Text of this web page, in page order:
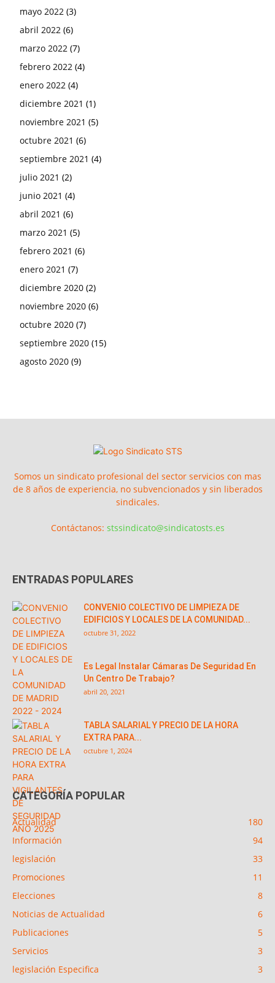
mayo 2022 (3)
abril 2022 (6)
marzo 2022 (7)
febrero 2022 (4)
enero 2022 (4)
diciembre 2021 (1)
noviembre 2021 (5)
octubre 2021 (6)
septiembre 2021 (4)
julio 2021 (2)
junio 2021 (4)
abril 2021 (6)
marzo 2021 (5)
febrero 2021 (6)
enero 2021 (7)
diciembre 2020 (2)
noviembre 2020 (6)
octubre 2020 (7)
septiembre 2020 (15)
agosto 2020 (9)
Somos un sindicato profesional del sector servicios con mas
de 8 años de experiencia, no subvencionados y sin liberados
sindicales.
Contáctanos: stssindicato@sindicatosts.es
ENTRADAS POPULARES
CONVENIO COLECTIVO DE LIMPIEZA DE
EDIFICIOS Y LOCALES DE LA COMUNIDAD...
octubre 31, 2022
Es Legal Instalar Cámaras De Seguridad En
Un Centro De Trabajo?
abril 20, 2021
TABLA SALARIAL Y PRECIO DE LA HORA
EXTRA PARA...
octubre 1, 2024
CATEGORÍA POPULAR
Actualidad
180
Información
94
legislación
33
Promociones
11
Elecciones
8
Noticias de Actualidad
6
Publicaciones
5
Servicios
3
legislación Especifica
3